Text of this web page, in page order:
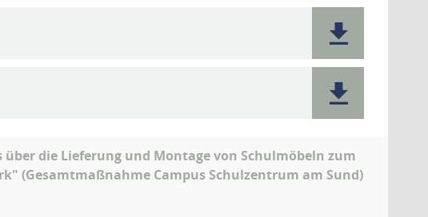
die Lieferung und Montage von Schulmöbeln zum
(Gesamtmaßnahme Campus Schulzentrum am Sund)